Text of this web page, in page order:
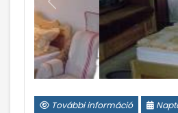
Vissza
További információ